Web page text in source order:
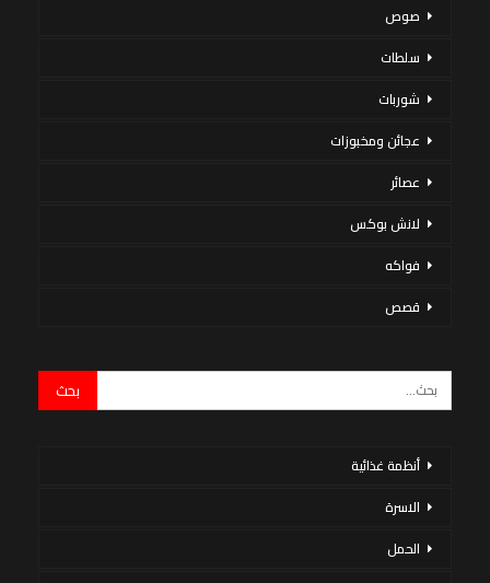
صوص
سلطات
شوربات
عجائن ومخبوزات
عصائر
لانش بوكس
فواكه
قصص
أنظمة غذائية
الاسرة
الحمل